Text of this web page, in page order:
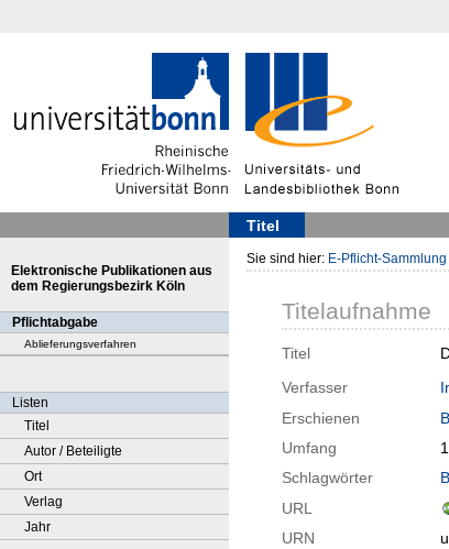
Titel
Elektronische Publikationen aus
dem Regierungsbezirk Köln
Pflichtabgabe
Ablieferungsverfahren
Listen
Titel
Autor / Beteiligte
Ort
Verlag
Jahr
Sie sind hier: E-Pflicht-Sammlung
Titelaufnahme
Titel
Verfasser
Erschienen
Umfang
Schlagwörter
URL
URN